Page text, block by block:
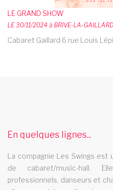
LE GRAND SHOW
LE 30/11/2024 à BRIVE-LA-
Cabaret Gaillard 6 rue Louis
Le spectacle cabaret Les
paca
cabaret montelimar
Le cabaret Les Swings se
En quelques lignes...
La compagnie Les Swings est
de cabaret/music-hall.
professionnels, danseurs et